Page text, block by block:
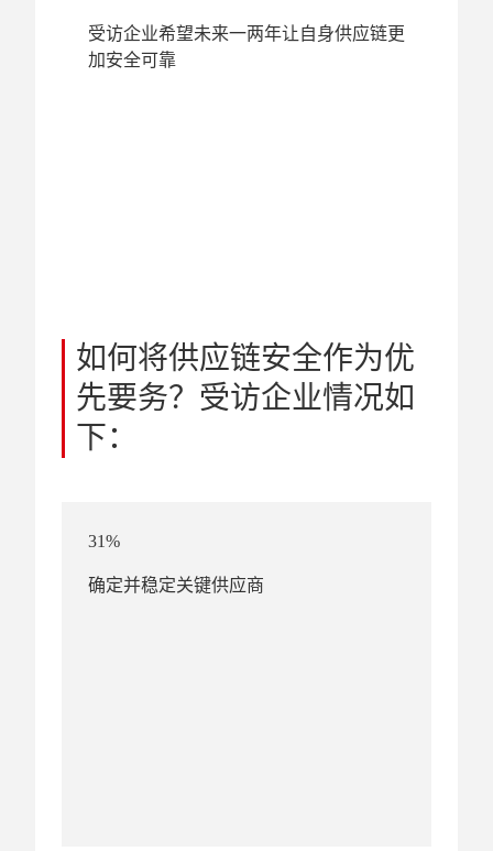
受访企业希望未来一两年让自身供应链更
加安全可靠
如何将供应链安全作为优
先要务？受访企业情况如
下：
31%
确定并稳定关键供应商